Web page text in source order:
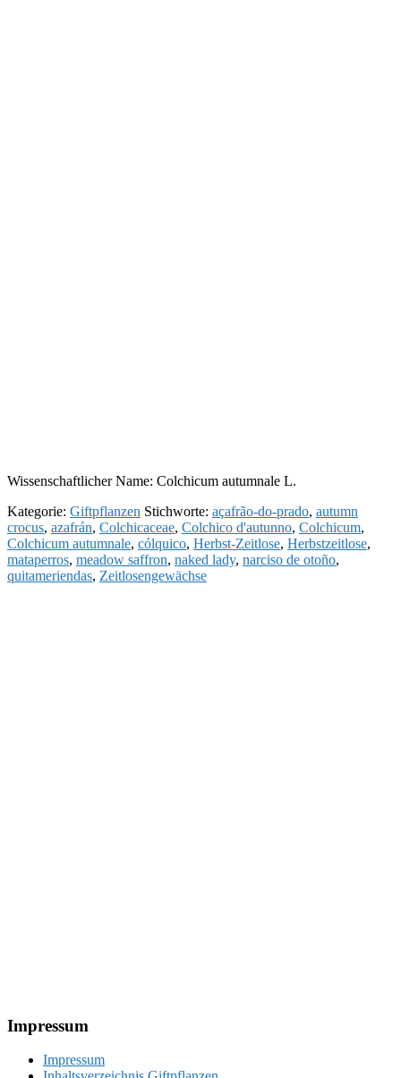
Wissenschaftlicher Name: Colchicum autumnale L.
Kategorie: Giftpflanzen Stichworte: açafrão-do-prado, autumn
crocus, azafrán, Colchicaceae, Colchico d'autunno, Colchicum,
Colchicum autumnale, cólquico, Herbst-Zeitlose, Herbstzeitlose,
mataperros, meadow saffron, naked lady, narciso de otoño,
quitameriendas, Zeitlosengewächse
Footer
Impressum
Impressum